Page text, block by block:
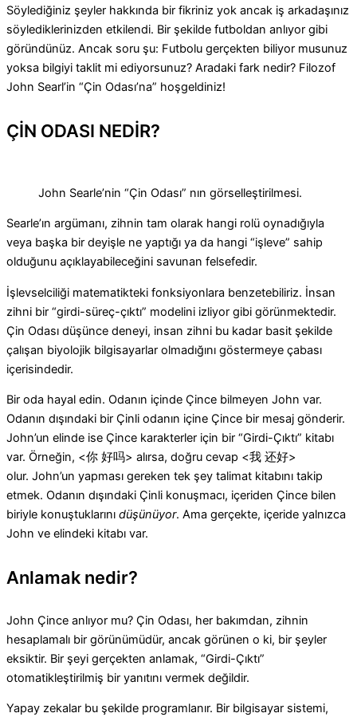
Söylediğiniz şeyler hakkında bir fikriniz yok ancak iş arkadaşınız
söylediklerinizden etkilendi. Bir şekilde futboldan anlıyor gibi
göründünüz. Ancak soru şu: Futbolu gerçekten biliyor musunuz
yoksa bilgiyi taklit mi ediyorsunuz? Aradaki fark nedir? Filozof
John Searl’in “Çin Odası’na” hoşgeldiniz!
ÇİN ODASI NEDİR?
John Searle’nin “Çin Odası” nın görselleştirilmesi.
Searle’ın argümanı, zihnin tam olarak hangi rolü oynadığıyla
veya başka bir deyişle ne yaptığı ya da hangi “işleve” sahip
olduğunu açıklayabileceğini savunan felsefedir.
İşlevselciliği matematikteki fonksiyonlara benzetebiliriz. İnsan
zihni bir “girdi-süreç-çıktı” modelini izliyor gibi görünmektedir.
Çin Odası düşünce deneyi, insan zihni bu kadar basit şekilde
çalışan biyolojik bilgisayarlar olmadığını göstermeye çabası
içerisindedir.
Bir oda hayal edin. Odanın içinde Çince bilmeyen John var.
Odanın dışındaki bir Çinli odanın içine Çince bir mesaj gönderir.
John’un elinde ise Çince karakterler için bir “Girdi-Çıktı” kitabı
var. Örneğin, <你 好吗> alırsa, doğru cevap <我 还好>
olur. John’un yapması gereken tek şey talimat kitabını takip
etmek. Odanın dışındaki Çinli konuşmacı, içeriden Çince bilen
biriyle konuştuklarını düşünüyor. Ama gerçekte, içeride yalnızca
John ve elindeki kitabı var.
Anlamak nedir?
John Çince anlıyor mu? Çin Odası, her bakımdan, zihnin
hesaplamalı bir görünümüdür, ancak görünen o ki, bir şeyler
eksiktir. Bir şeyi gerçekten anlamak, “Girdi-Çıktı”
otomatikleştirilmiş bir yanıtını vermek değildir.
Yapay zekalar bu şekilde programlanır. Bir bilgisayar sistemi,